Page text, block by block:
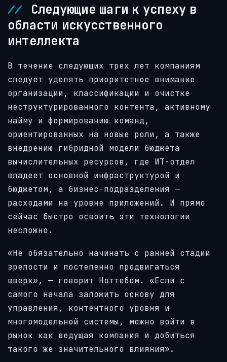
Следующие шаги к успеху в
области искусственного
интеллекта
В течение следующих трех лет компаниям
следует уделять приоритетное внимание
организации, классификации и очистке
неструктурированного контента, активному
найму и формированию команд,
ориентированных на новые роли, а также
внедрению гибридной модели бюджета
вычислительных ресурсов, где ИТ-отдел
владеет основной инфраструктурой и
бюджетом, а бизнес-подразделения —
расходами на уровне приложений. И прямо
сейчас быстро освоить эти технологии
несложно.
«Не обязательно начинать с ранней стадии
зрелости и постепенно продвигаться
вверх», — говорит Ноттебом. «Если с
самого начала заложить основу для
управления, контентного уровня и
многомодельной системы, можно войти в
рынок как ведущая компания и добиться
такого же значительного влияния».